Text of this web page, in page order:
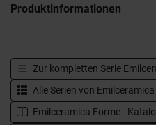
Produktinformationen
Zur kompletten Serie
Alle Serien von Emilceramica
Emilceramica Forme -